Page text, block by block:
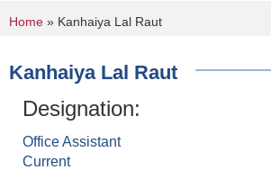
You are here
Home » Kanhaiya Lal Raut
Kanhaiya Lal Raut
Designation:
Office Assistant
Current